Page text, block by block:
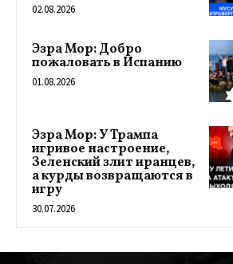
02.08.2026
Эзра Мор: Добро
пожаловать в Испанию
01.08.2026
Эзра Мор: У Трампа
игривое настроение,
Зеленский злит иранцев,
а курды возвращаются в
игру
30.07.2026